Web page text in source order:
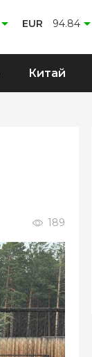
EUR 94.84
Китай
189